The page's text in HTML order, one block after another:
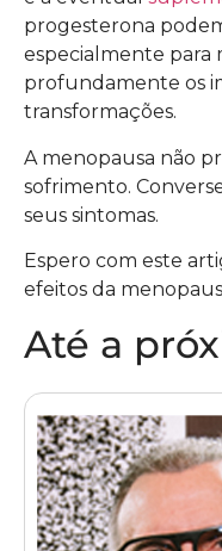
progesterona
especialmente para
profundamente os
transformações.
A menopausa não
sofrimento.
seus sintomas.
Espero com este
efeitos da
Até a